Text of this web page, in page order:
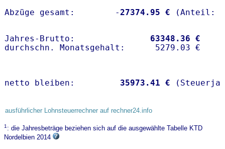
Abzüge gesamt:        -27374.95 €
Jahres-Brutto: 63348.36 €
netto bleiben: 35973.41 €
ausführlicher Lohnsteuerrechner auf rechner24.info
1: die Jahresbeträge beziehen sich auf die ausgewählte Tabelle KTD
Nordelbien 2014